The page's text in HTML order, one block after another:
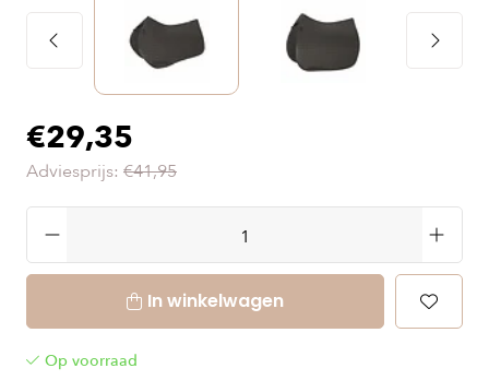
€29,35
Adviesprijs: €41,95
In winkelwagen
Op voorraad